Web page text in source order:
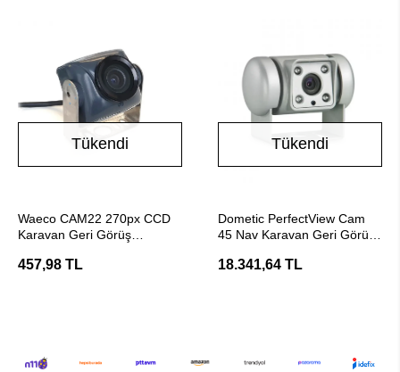
Tükendi
Waeco CAM22 270px CCD
Karavan Geri Görüş
457,98 TL
Tükendi
Dometic PerfectView Cam
45 Nav Karavan Geri Görüş
18.341,64 TL